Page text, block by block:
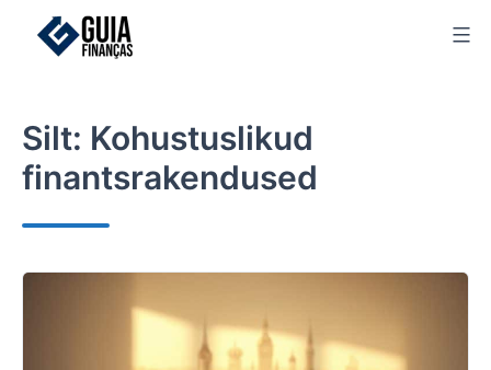
Silt: Kohustuslikud
finantsrakendused